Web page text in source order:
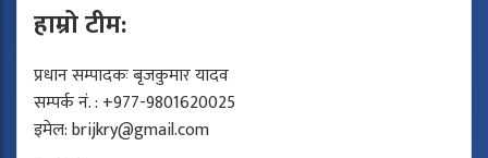
हाम्रो टीम:
प्रधान सम्पादकः बृजकुमार यादव
सम्पर्क नं. : +977-9801620025
इमेल:brijkry@gmail.com